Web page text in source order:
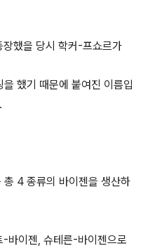
했을 당시 학커-프쇼르가
했기 때문에 붙여진 이름입
4 종류의 바이젠을 생산하
바이젠, 슈테른-바이젠으로